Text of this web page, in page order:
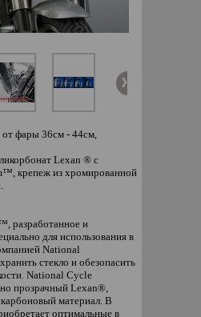
фары 36см - 44см,
Lexan ® с
крепеж из хромированной
разработанное и
для использования в
National
стекло и обезопасить
National Cycle
прозрачный Lexan®,
материал. В
оптимальные в